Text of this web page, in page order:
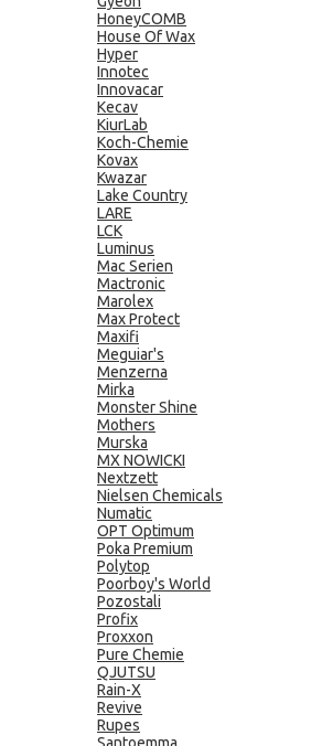
HoneyCOMB
House Of Wax
Hyper
Innotec
Innovacar
Kecav
KiurLab
Koch-Chemie
Kovax
Kwazar
Lake Country
LARE
LCK
Luminus
Mac Serien
Mactronic
Marolex
Max Protect
Maxifi
Meguiar's
Menzerna
Mirka
Monster Shine
Mothers
Murska
MX NOWICKI
Nextzett
Nielsen Chemicals
Numatic
OPT Optimum
Poka Premium
Polytop
Poorboy's World
Pozostali
Profix
Proxxon
Pure Chemie
QJUTSU
Rain-X
Revive
Rupes